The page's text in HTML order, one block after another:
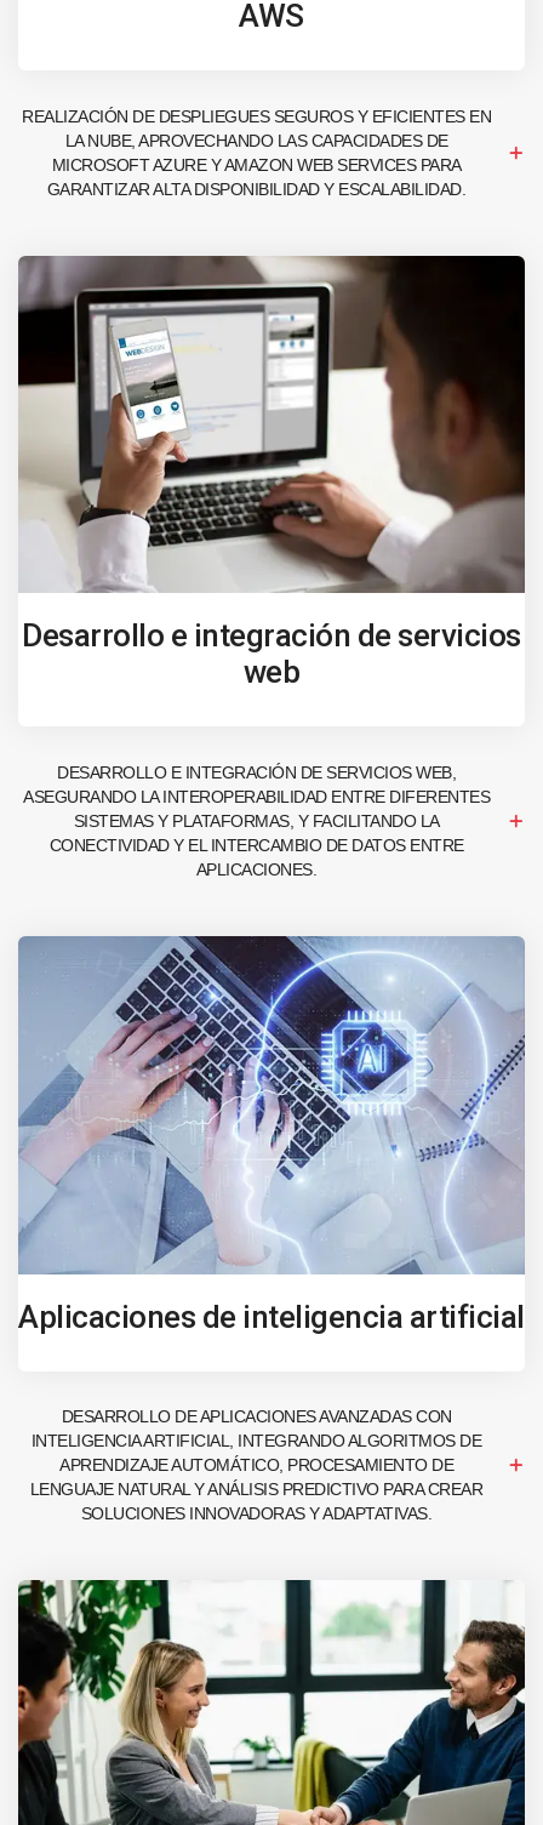
AWS
REALIZACIÓN DE DESPLIEGUES SEGUROS Y EFICIENTES EN
LA NUBE, APROVECHANDO LAS CAPACIDADES DE
MICROSOFT AZURE Y AMAZON WEB SERVICES PARA
GARANTIZAR ALTA DISPONIBILIDAD Y ESCALABILIDAD.
Desarrollo e integración de servicios
web
DESARROLLO E INTEGRACIÓN DE SERVICIOS WEB,
ASEGURANDO LA INTEROPERABILIDAD ENTRE DIFERENTES
SISTEMAS Y PLATAFORMAS, Y FACILITANDO LA
CONECTIVIDAD Y EL INTERCAMBIO DE DATOS ENTRE
APLICACIONES.
Aplicaciones de inteligencia artificial
DESARROLLO DE APLICACIONES AVANZADAS CON
INTELIGENCIA ARTIFICIAL, INTEGRANDO ALGORITMOS DE
APRENDIZAJE AUTOMÁTICO, PROCESAMIENTO DE
LENGUAJE NATURAL Y ANÁLISIS PREDICTIVO PARA CREAR
SOLUCIONES INNOVADORAS Y ADAPTATIVAS.